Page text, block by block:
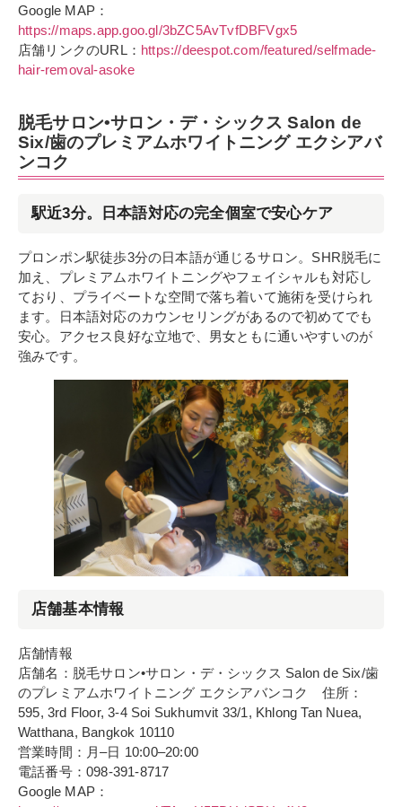
Google MAP：
https://maps.app.goo.gl/3bZC5AvTvfDBFVgx5
店舗リンクのURL： https://deespot.com/featured/selfmade-
hair-removal-asoke
脱毛サロン•サロン・デ・シックス Salon de
Six/歯のプレミアムホワイトニング エクシアバ
ンコク
駅近3分。日本語対応の完全個室で安心ケア
プロンポン駅徒歩3分の日本語が通じるサロン。SHR脱毛に
加え、プレミアムホワイトニングやフェイシャルも対応し
ており、プライベートな空間で落ち着いて施術を受けられ
ます。日本語対応のカウンセリングがあるので初めてでも
安心。アクセス良好な立地で、男女ともに通いやすいのが
強みです。
店舗基本情報
店舗情報
店舗名：脱毛サロン•サロン・デ・シックス Salon de Six/歯
のプレミアムホワイトニング エクシアバンコク 住所：
595, 3rd Floor, 3-4 Soi Sukhumvit 33/1, Khlong Tan Nuea,
Watthana, Bangkok 10110
営業時間：月–日 10:00–20:00
電話番号：098-391-8717
Google MAP：